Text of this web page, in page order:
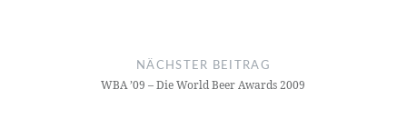
NÄCHSTER BEITRAG
WBA ’09 – Die World Beer Awards 2009